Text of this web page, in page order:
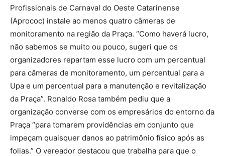
Profissionais de Carnaval do Oeste Catarinense
(Aprococ) instale ao menos quatro câmeras de
monitoramento na região da Praça. “Como haverá lucro,
não sabemos se muito ou pouco, sugeri que os
organizadores repartam esse lucro com um percentual
para câmeras de monitoramento, um percentual para a
Upa e um percentual para a manutenção e revitalização
da Praça”. Ronaldo Rosa também pediu que a
organização converse com os empresários do entorno da
Praça “para tomarem providências em conjunto que
impeçam quaisquer danos ao patrimônio físico após as
folias.” O vereador destacou que trabalha para que o